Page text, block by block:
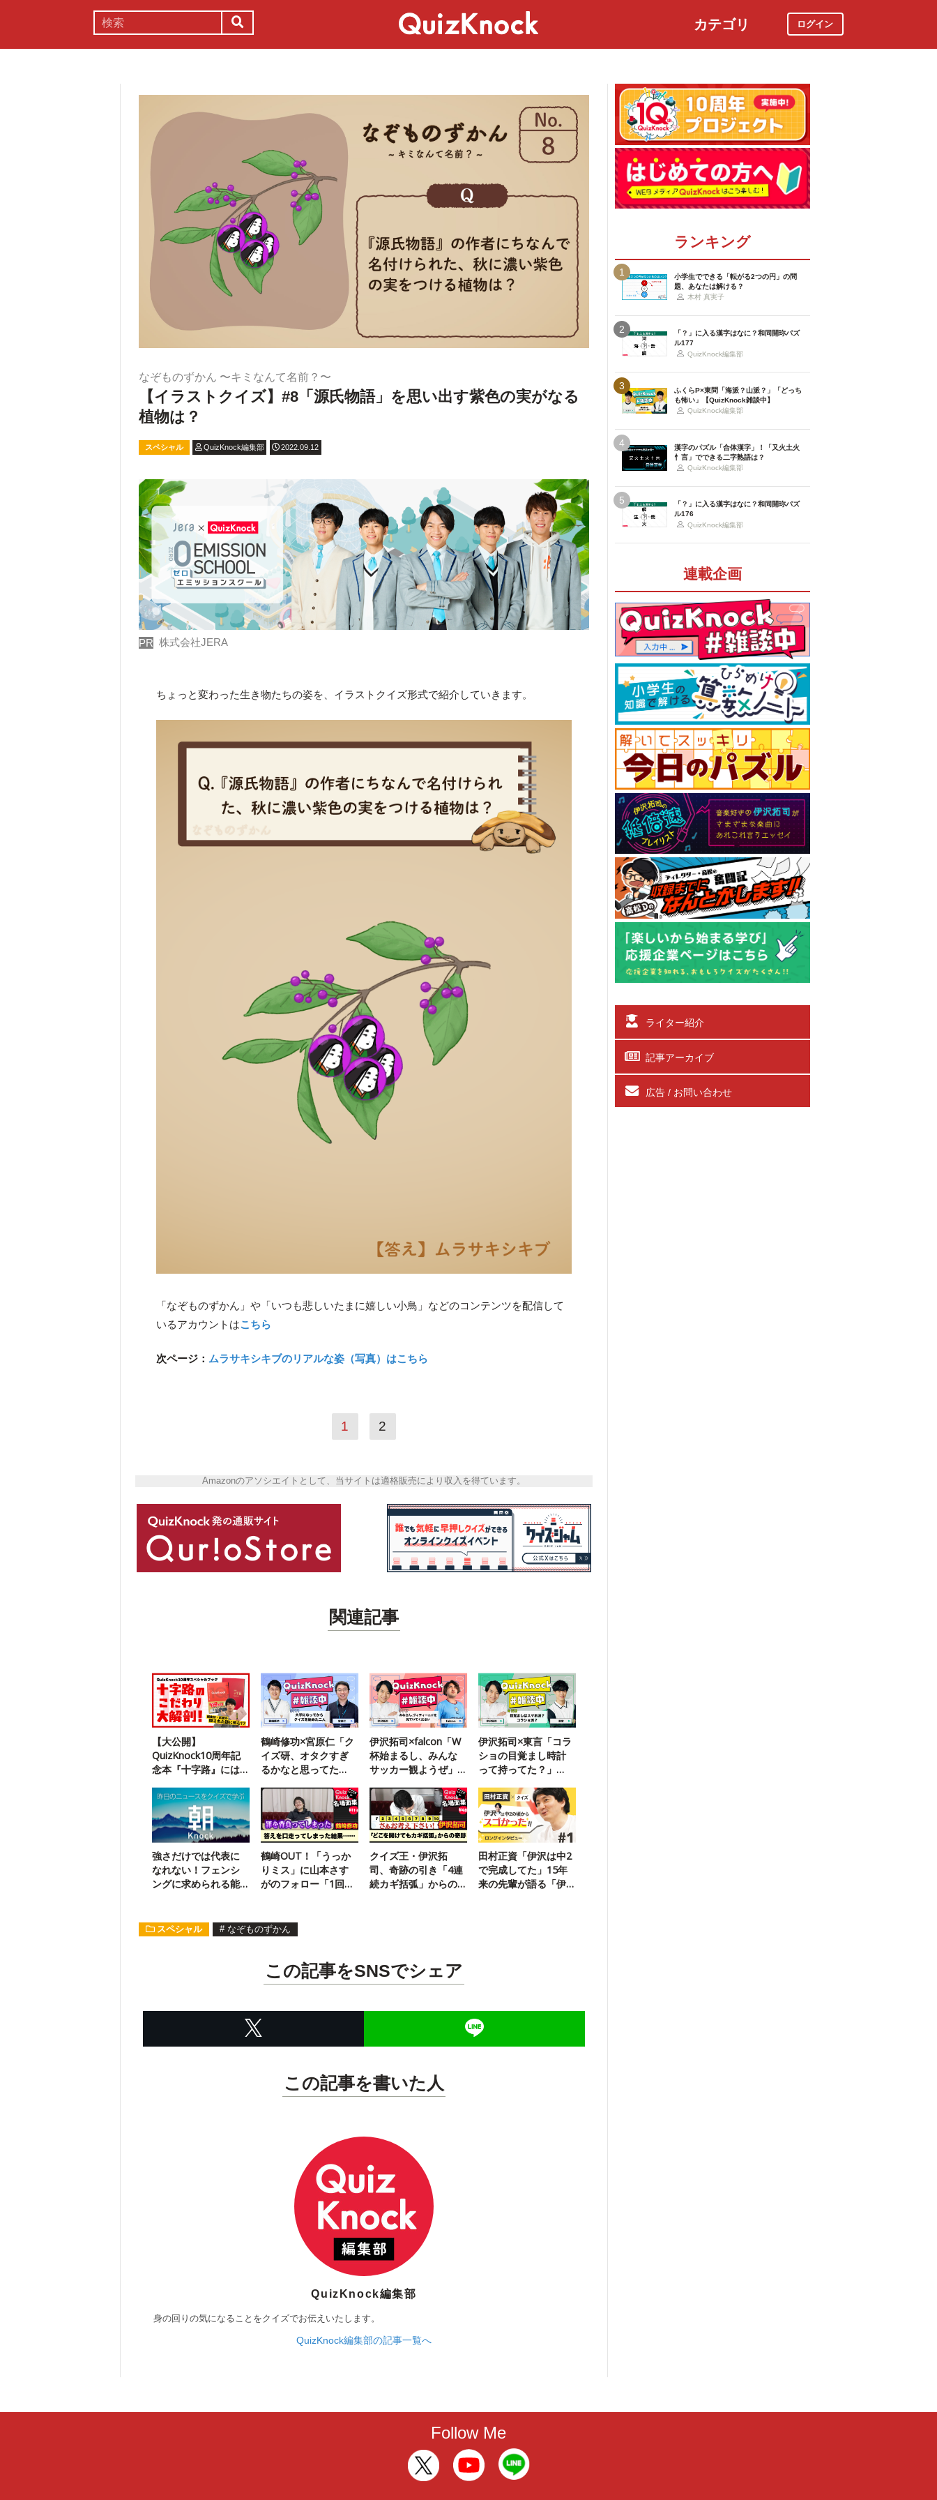
カテゴリ ログイン
なぞものずかん 〜キミなんて名前？〜
【イラストクイズ】#8「源氏物語」を思い出す紫色の実がなる
植物は？
スペシャル QuizKnock編集部 2022.09.12
PR 株式会社JERA
ちょっと変わった生き物たちの姿を、イラストクイズ形式で紹介していきます。
「なぞものずかん」や「いつも悲しいたまに嬉しい小鳥」などのコンテンツを配信して
いるアカウントはこちら
次ページ： ムラサキシキブのリアルな姿（写真）はこちら
1 2
Amazonのアソシエイトとして、当サイトは適格販売により収入を得ています。
関連記事
【大公開】
QuizKnock10周年記
念本『十字路』には
ました
鶴崎修功×宮原仁「ク
イズ研、オタクすぎ
るかなと思ってた
伊沢拓司×falcon「W
杯始まるし、みんな
サッカー観ようぜ」
伊沢拓司×東言「コラ
ショの目覚まし時計
って持ってた？」
強さだけでは代表に
なれない！フェンシ
ングに求められる能
鶴崎OUT！「うっか
りミス」に山本さす
がのフォロー「1回は
クイズ王・伊沢拓
司、奇跡の引き「4連
続カギ括弧」からの
田村正資「伊沢は中2
で完成してた」15年
来の先輩が語る「伊
スペシャル # なぞものずかん
この記事をSNSでシェア
この記事を書いた人
QuizKnock編集部
身の回りの気になることをクイズでお伝えいたします。
QuizKnock編集部の記事一覧へ
ランキング
1
小学生でできる「転がる2つの円」の問
題、あなたは解ける？
木村 真実子
2
「？」に入る漢字はなに？和同開珎パズ
ル177
QuizKnock編集部
3
ふくらP×東問「海派？山派？」「どっち
も怖い」【QuizKnock雑談中】
QuizKnock編集部
4
漢字のパズル「合体漢字」！「又火土火
忄言」でできる二字熟語は？
QuizKnock編集部
5
「？」に入る漢字はなに？和同開珎パズ
ル176
QuizKnock編集部
連載企画
ライター紹介
記事アーカイブ
広告 / お問い合わせ
Follow Me